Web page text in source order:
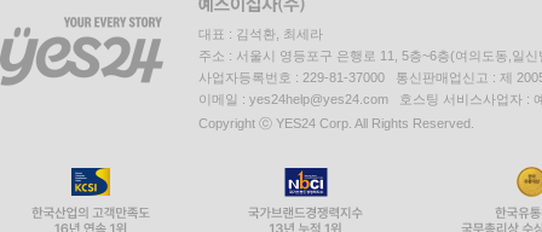
대표 : 김석환, 최세라
주소 : 서울시 영등포구 은행로 11, 5층~6층(여의도동,일신
사업자등록번호 : 229-81-37000 통신판매업신고 : 제
이메일 : yes24help@yes24.com 호스팅 서비스사업자 :
Copyright ⓒ YES24 Corp. All Rights Reserved.